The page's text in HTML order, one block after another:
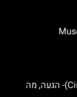
מפירנצה לצ'ינקווה טרה (Cinque Terre)- הגעה, מה